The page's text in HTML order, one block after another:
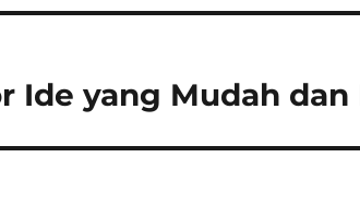
Ide yang Mudah dan